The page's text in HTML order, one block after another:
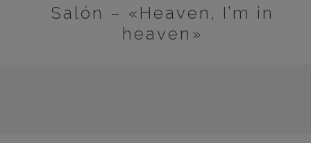
Salón – «Heaven, I’m in
heaven»